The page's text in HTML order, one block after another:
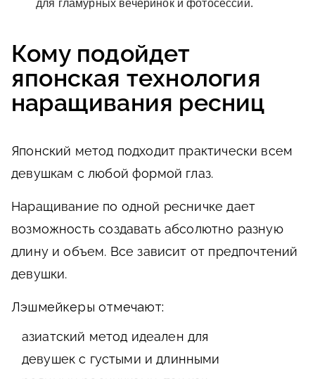
для гламурных вечеринок и фотосессий.
Кому подойдет
японская технология
наращивания ресниц
Японский метод подходит практически всем
девушкам с любой формой глаз.
Наращивание по одной ресничке дает
возможность создавать абсолютно разную
длину и объем. Все зависит от предпочтений
девушки.
Лэшмейкеры отмечают:
азиатский метод идеален для
девушек с густыми и длинными